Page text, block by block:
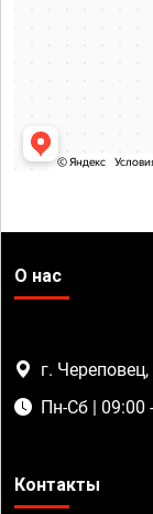
О нас
г.
Пн-Сб | 09:00
Контакты